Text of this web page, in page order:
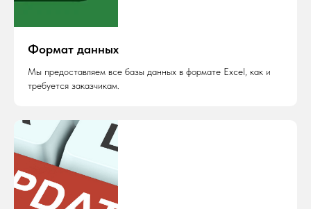
Формат данных
Мы предоставляем все базы данных в формате Excel, как и
требуется заказчикам.